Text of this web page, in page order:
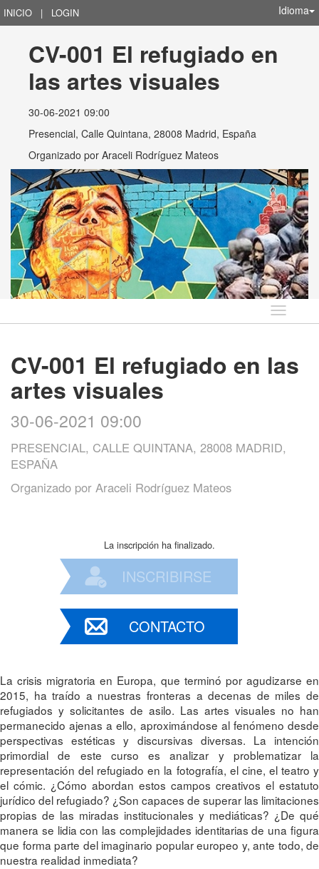
INICIO | LOGIN Idioma
CV-001 El refugiado en
las artes visuales
30-06-2021 09:00
Presencial, Calle Quintana, 28008 Madrid, España
Organizado por Araceli Rodríguez Mateos
Idioma
CV-001 El refugiado en las
artes visuales
30-06-2021 09:00
PRESENCIAL, CALLE QUINTANA, 28008 MADRID,
ESPAÑA
Organizado por Araceli Rodríguez Mateos
La inscripción ha finalizado.
INSCRIBIRSE
CONTACTO
La crisis migratoria en Europa, que terminó por agudizarse en
2015, ha traído a nuestras fronteras a decenas de miles de
refugiados y solicitantes de asilo. Las artes visuales no han
permanecido ajenas a ello, aproximándose al fenómeno desde
perspectivas estéticas y discursivas diversas. La intención
primordial de este curso es analizar y problematizar la
representación del refugiado en la fotografía, el cine, el teatro y
el cómic. ¿Cómo abordan estos campos creativos el estatuto
jurídico del refugiado? ¿Son capaces de superar las limitaciones
propias de las miradas institucionales y mediáticas? ¿De qué
manera se lidia con las complejidades identitarias de una figura
que forma parte del imaginario popular europeo y, ante todo, de
nuestra realidad inmediata?